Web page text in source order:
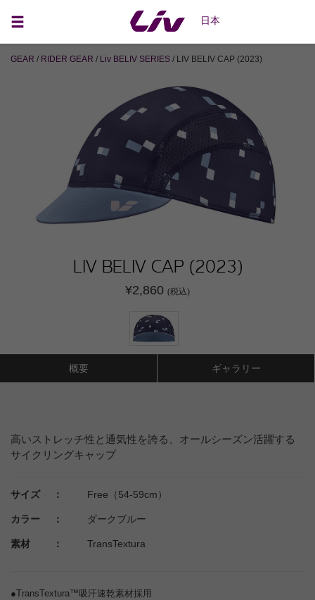
日本
GEAR / RIDER GEAR / Liv BELIV SERIES / LIV BELIV CAP (2023)
LIV BELIV CAP (2023)
¥2,860 (税込)
概要 ギャラリー
高いストレッチ性と通気性を誇る、オールシーズン活躍する
サイクリングキャップ
サイズ ： Free（54-59cm）
カラー ： ダークブルー
素材 ： TransTextura
●TransTextura™吸汗速乾素材採用